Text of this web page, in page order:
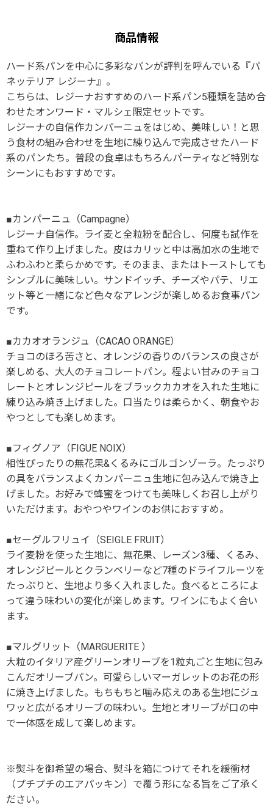
商品情報
ハード系パンを中心に多彩なパンが評判を呼んでいる『パ
ネッテリア レジーナ』。
こちらは、レジーナおすすめのハード系パン5種類を詰め合
わせたオンワード・マルシェ限定セットです。
レジーナの自信作カンパーニュをはじめ、美味しい！と思
う食材の組み合わせを生地に練り込んで完成させたハード
系のパンたち。普段の食卓はもちろんパーティなど特別な
シーンにもおすすめです。
■カンパーニュ（Campagne）
レジーナ自信作。ライ麦と全粒粉を配合し、何度も試作を
重ねて作り上げました。皮はカリッと中は高加水の生地で
ふわふわと柔らかめです。そのまま、またはトーストしても
シンブルに美味しい。サンドイッチ、チーズやパテ、リエ
ット等と一緒になど色々なアレンジが楽しめるお食事パン
です。
■カカオオランジュ（CACAO ORANGE）
チョコのほろ苦さと、オレンジの香りのバランスの良さが
楽しめる、大人のチョコレートパン。程よい甘みのチョコ
レートとオレンジピールをブラックカカオを入れた生地に
練り込み焼き上げました。口当たりは柔らかく、朝食やお
やつとしても楽しめます。
■フィグノア（FIGUE NOIX）
相性ぴったりの無花果&くるみにゴルゴンゾーラ。たっぷり
の具をバランスよくカンパーニュ生地に包み込んで焼き上
げました。お好みで蜂蜜をつけても美味しくお召し上がり
いただけます。おやつやワインのお供におすすめ。
■セーグルフリュイ（SEIGLE FRUIT）
ライ麦粉を使った生地に、無花果、レーズン3種、くるみ、
オレンジピールとクランベリーなど7種のドライフルーツを
たっぷりと、生地より多く入れました。食べるところによ
って違う味わいの変化が楽しめます。ワインにもよく合い
ます。
■マルグリット（MARGUERITE ）
大粒のイタリア産グリーンオリーブを1粒丸ごと生地に包み
こんだオリーブパン。可愛らしいマーガレットのお花の形
に焼き上げました。もちもちと噛み応えのある生地にジュ
ワッと広がるオリーブの味わい。生地とオリーブが口の中
で一体感を成して楽しめます。
※熨斗を御希望の場合、熨斗を箱につけてそれを緩衝材
（プチプチのエアパッキン）で覆う形になる旨をご了承く
ださい。